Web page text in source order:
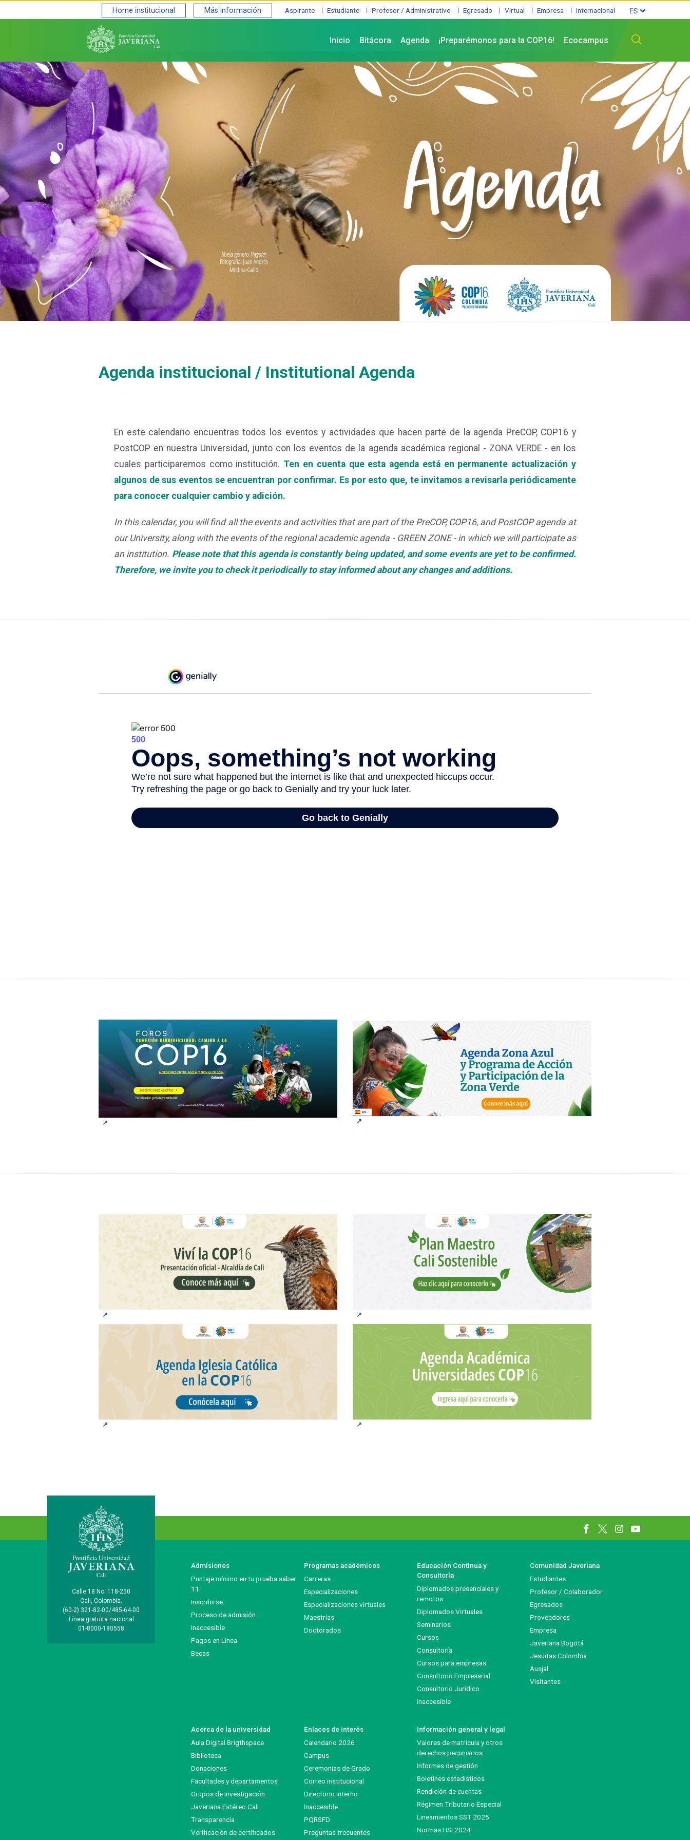
Aspirante Estudiante Profesor / Administrativo Egresado Virtual Empresa Internacional
Home institucional Más información
Inicio Bitácora Agenda ¡Preparémonos para la COP16! Ecocampus
Agenda institucional / Institutional Agenda
En este calendario encuentras todos los eventos y actividades que hacen parte de la agenda PreCOP, COP16 y
PostCOP en nuestra Universidad, junto con los eventos de la agenda académica regional - ZONA VERDE - en los
cuales participaremos como institución. Ten en cuenta que esta agenda está en permanente actualización y
algunos de sus eventos se encuentran por confirmar. Es por esto que, te invitamos a revisarla periódicamente
para conocer cualquier cambio y adición.
In this calendar, you will find all the events and activities that are part of the PreCOP, COP16, and PostCOP agenda at
our University, along with the events of the regional academic agenda - GREEN ZONE - in which we will participate as
an institution. Please note that this agenda is constantly being updated, and some events are yet to be confirmed.
Therefore, we invite you to check it periodically to stay informed about any changes and additions.
Información de la institución
Calle 18 No. 118-250
Cali, Colombia.
(60-2) 321-82-00/485-64-00
Línea gratuita nacional
01-8000-180558
Información y redes
Menú principal del footer
Admisiones
Puntaje mínimo en tu prueba saber
11
Inscribirse
Proceso de admisión
Inaccesible
Pagos en Línea
Becas
Programas académicos
Carreras
Especializaciones
Especializaciones virtuales
Maestrías
Doctorados
Educación Continua y
Consultoría
Diplomados presenciales y
remotos
Diplomados Virtuales
Seminarios
Cursos
Consultoría
Cursos para empresas
Consultorio Empresarial
Consultorio Jurídico
Inaccesible
Comunidad Javeriana
Estudiantes
Profesor / Colaborador
Egresados
Proveedores
Empresa
Javeriana Bogotá
Jesuitas Colombia
Ausjal
Visitantes
Acerca de la universidad
Aula Digital Brigthspace
Biblioteca
Donaciones
Facultades y departamentos
Grupos de investigación
Javeriana Estéreo Cali
Transparencia
Verificación de certificados
Enlaces de interés
Calendario 2026
Campus
Ceremonias de Grado
Correo institucional
Directorio interno
Inaccesible
PQRSFD
Preguntas frecuentes
Información general y legal
Valores de matrícula y otros
derechos pecuniarios
Informes de gestión
Boletines estadísticos
Rendición de cuentas
Régimen Tributario Especial
Lineamientos SST 2025
Normas HSI 2024